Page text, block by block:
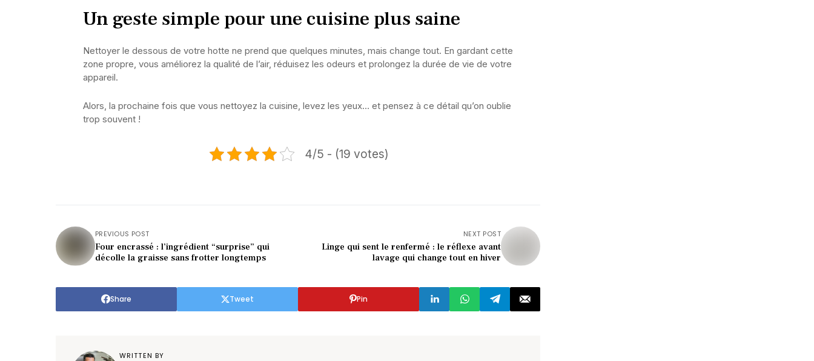
Un geste simple pour une cuisine plus saine
Nettoyer le dessous de votre hotte ne prend que quelques minutes, mais change tout. En gardant cette
zone propre, vous améliorez la qualité de l’air, réduisez les odeurs et prolongez la durée de vie de votre
appareil.
Alors, la prochaine fois que vous nettoyez la cuisine, levez les yeux… et pensez à ce détail qu’on oublie
trop souvent !
4/5 - (19 votes)
PREVIOUS POST
Four encrassé : l’ingrédient “surprise” qui
décolle la graisse sans frotter longtemps
NEXT POST
Linge qui sent le renfermé : le réflexe avant
lavage qui change tout en hiver
Share Tweet Pin
WRITTEN BY